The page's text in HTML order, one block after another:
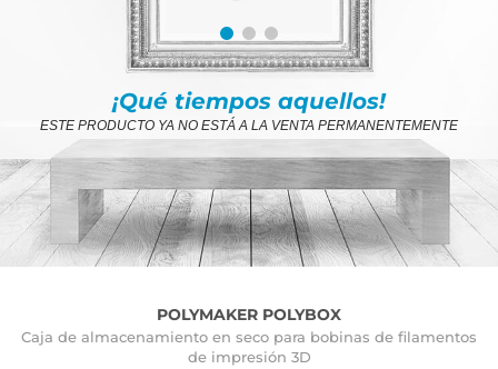
¡Qué tiempos aquellos!
ESTE PRODUCTO YA NO ESTÁ A LA VENTA PERMANENTEMENTE
POLYMAKER POLYBOX
Caja de almacenamiento en seco para bobinas de filamentos
de impresión 3D